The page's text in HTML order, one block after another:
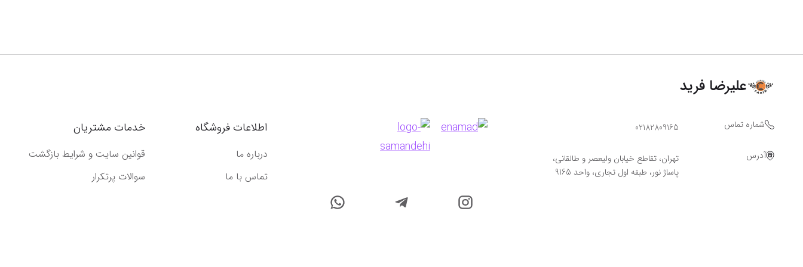
علیرضا فرید
شماره تماس 02182809165
آدرس
تهران، تقاطع خیابان ولیعصر و طالقانی،
پاساژ نور، طبقه اول تجاری، واحد 9165
اطلاعات فروشگاه
درباره ما
تماس با ما
خدمات مشتریان
قوانین سایت و شرایط بازگشت
سوالات پرتکرار